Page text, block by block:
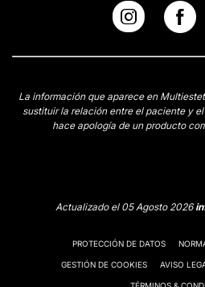
La información que aparece en
sustituir la relación entre el paciente y
hace apología de un producto
Actualizado el 05 Agosto 2026
PROTECCIÓN DE DATOS
GESTIÓN DE COOKIES AVISO